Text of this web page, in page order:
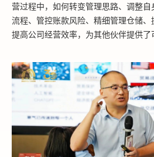
营过程中，如何转变管理思路、调整
流程、管控账款风险、精细管理仓储
提高公司经营效率，为其他伙伴提供了